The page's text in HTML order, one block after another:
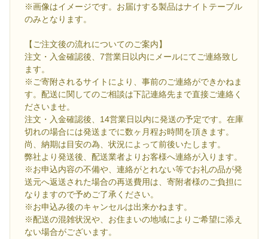
※画像はイメージです。お届けする製品はナイトテーブル
のみとなります。
【ご注文後の流れについてのご案内】
注文・入金確認後、7営業日以内にメールにてご連絡致し
ます。
※ご寄附されるサイトにより、事前のご連絡ができかねま
す。配送に関してのご相談は下記連絡先まで直接ご連絡く
ださいませ。
注文・入金確認後、14営業日以内に発送の予定です。在庫
切れの場合には発送までに数ヶ月程お時間を頂きます。
尚、納期は目安の為、状況によって前後いたします。
弊社より発送後、配送業者よりお客様へ連絡が入ります。
※お申込内容の不備や、連絡がとれない等でお礼の品が発
送元へ返送された場合の再送費用は、寄附者様のご負担に
なりますので予めご了承ください。
※お申込み後のキャンセルは出来かねます。
※配送の混雑状況や、お住まいの地域によりご希望に添え
ない場合がございます。